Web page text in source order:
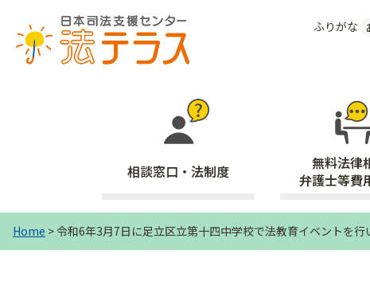
ふりがな
相談窓口・法制度
無料法律
弁護士等費
Home > 令和6年3月7日に足立区立第十四中学校で法教育イベントを行